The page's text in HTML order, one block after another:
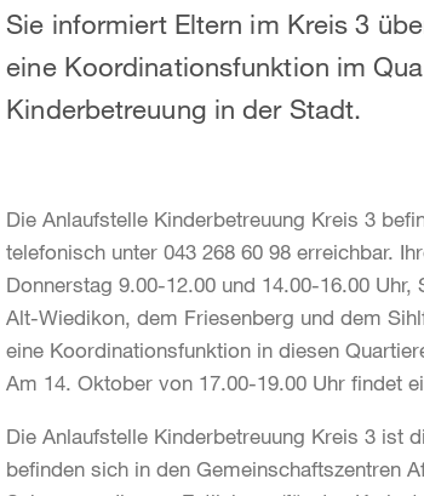
Sie informiert Eltern im Kreis 3
eine Koordinationsfunktion im
Kinderbetreuung in der Stadt.
Die Anlaufstelle Kinderbetreuung Kreis 3
telefonisch unter 043 268 60 98 erreichbar.
Donnerstag 9.00-12.00 und 14.00-16.00
Alt-Wiedikon, dem Friesenberg und dem
eine Koordinationsfunktion in diesen
Am 14. Oktober von 17.00-19.00 Uhr findet
Die Anlaufstelle Kinderbetreuung Kreis 3 ist
befinden sich in den Gemeinschaftszentren